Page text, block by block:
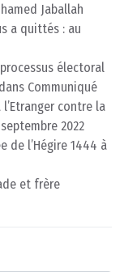
Jaballah
a quittés : au
électoral
dans Communiqué
contre la
2022
de l’Hégire 1444 à
et frère